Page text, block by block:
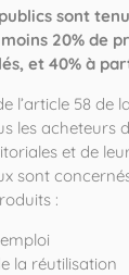
sont
20% de
et 40% à
l’article 58 de
les acheteurs
et de
sont
:
la réutilisation